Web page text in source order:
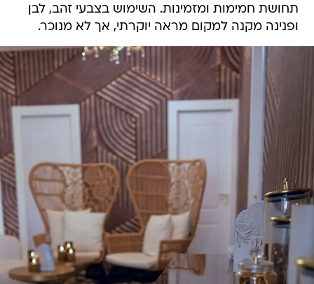
תחושת חמימות ומזמינות. השימוש בצבעי זהב, לבן
ופנינה מקנה למקום מראה יוקרתי, אך לא מנוכר.